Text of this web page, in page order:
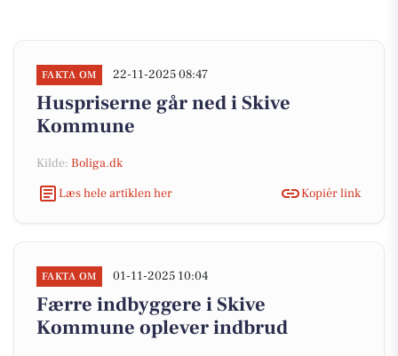
FAKTA OM 22-11-2025 08:47
Huspriserne går ned i Skive
Kommune
Kilde: Boliga.dk
Læs hele artiklen her
Kopiér link
FAKTA OM 01-11-2025 10:04
Færre indbyggere i Skive
Kommune oplever indbrud